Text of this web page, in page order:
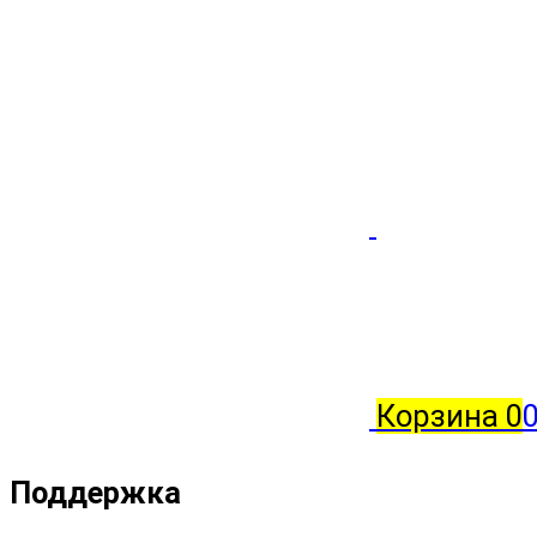
Корзина 0
Поддержка